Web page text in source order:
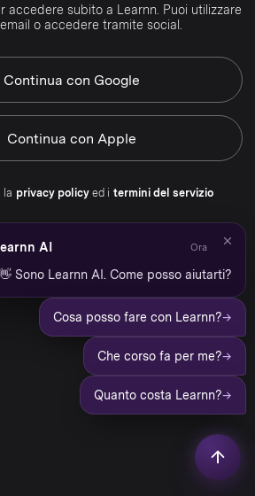
accedere subito a Learnn. Puoi utilizzare
o accedere tramite social.
Continua con Google
Continua con Apple
la privacy policy ed i termini del servizio
tuo account Learnn
AI Ora
Sono Learnn AI. Come posso aiutarti?
Cosa posso fare con Learnn?→
Che corso fa per me?→
Quanto costa Learnn?→